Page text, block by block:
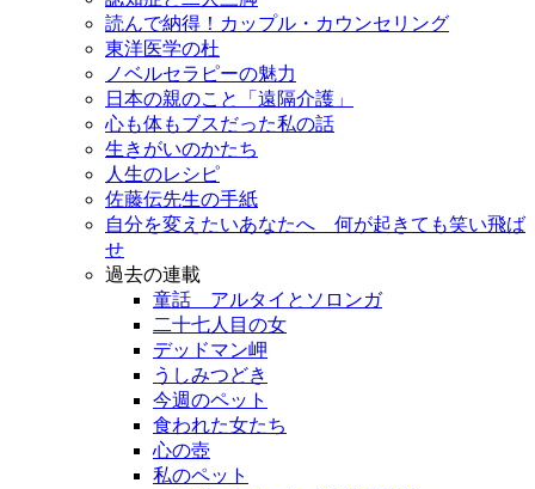
読んで納得！カップル・カウンセリング
東洋医学の杜
ノベルセラピーの魅力
日本の親のこと「遠隔介護」
心も体もブスだった私の話
生きがいのかたち
人生のレシピ
佐藤伝先生の手紙
自分を変えたいあなたへ 何が起きても笑い飛ば
せ
過去の連載
童話 アルタイとソロンガ
二十七人目の女
デッドマン岬
うしみつどき
今週のペット
食われた女たち
心の壺
私のペット